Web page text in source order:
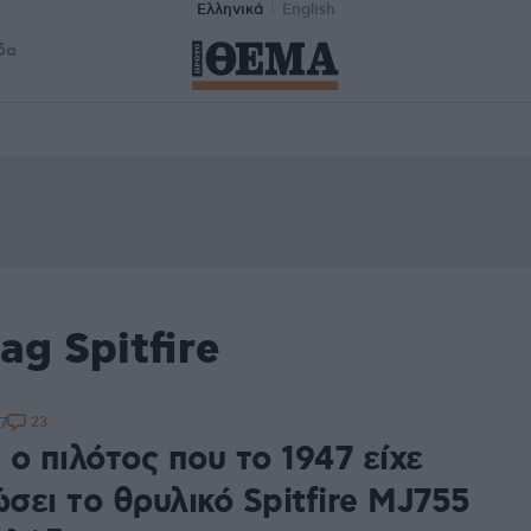
Ελληνικά English
Spitfire
πιλότος που το 1947 είχε
το θρυλικό Spitfire MJ755
23